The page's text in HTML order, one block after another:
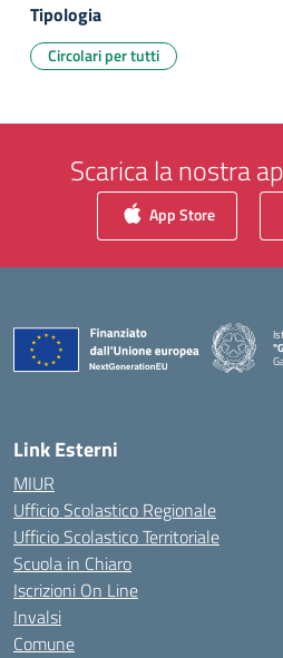
Tipologia
Circolari per tutti
Scarica la nostra
App Store
Link Esterni
MIUR
Ufficio Scolastico Regionale
Ufficio Scolastico Territoriale
Scuola in Chiaro
Iscrizioni On Line
Invalsi
Comune